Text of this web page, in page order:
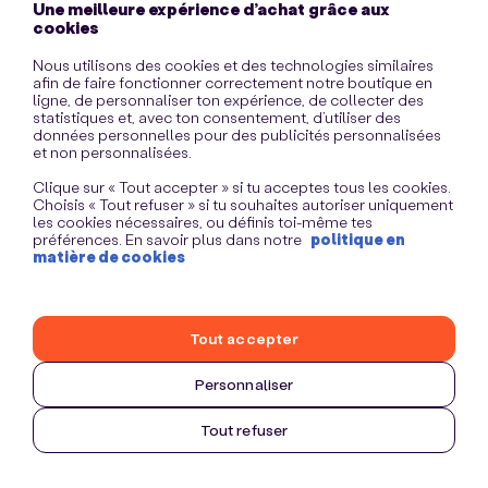
Une meilleure expérience d’achat grâce aux
cookies
Nous utilisons des cookies et des technologies similaires
afin de faire fonctionner correctement notre boutique en
ligne, de personnaliser ton expérience, de collecter des
statistiques et, avec ton consentement, d’utiliser des
données personnelles pour des publicités personnalisées
et non personnalisées.
Clique sur « Tout accepter » si tu acceptes tous les cookies.
Choisis « Tout refuser » si tu souhaites autoriser uniquement
les cookies nécessaires, ou définis toi-même tes
préférences. En savoir plus dans notre politique en
matière de cookies
Personnaliser
Tout refuser
Tout accepter